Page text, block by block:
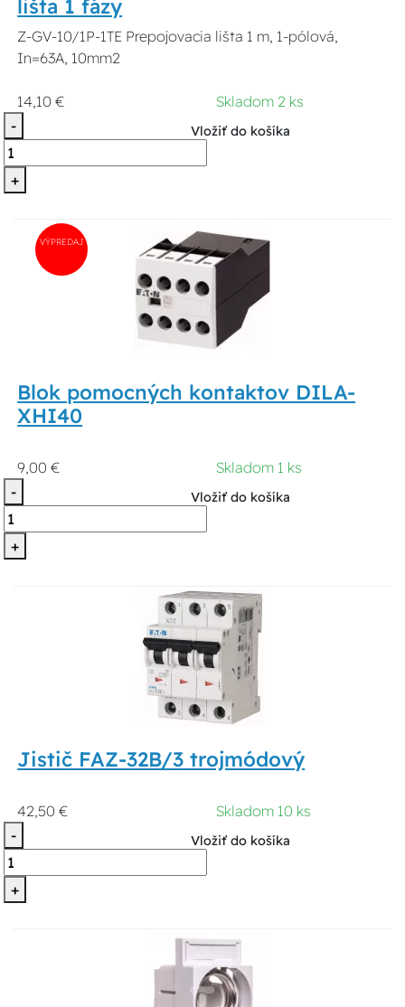
lišta 1 fázy
Z-GV-10/1P-1TE Prepojovacia lišta 1 m, 1-pólová,
In=63A, 10mm2
14,10 €
Skladom 2 ks
-
+
Vložiť do košíka
VÝPREDAJ
Blok pomocných kontaktov DILA-
XHI40
9,00 €
Skladom 1 ks
-
+
Vložiť do košíka
Jistič FAZ-32B/3 trojmódový
42,50 €
Skladom 10 ks
-
+
Vložiť do košíka